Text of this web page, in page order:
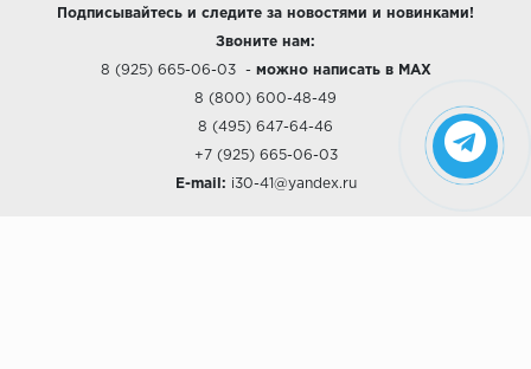
Подписывайтесь и следите за новостями и новинками!
Звоните нам:
8 (925) 665-06-03- можно написать в MAX
8 (800) 600-48-49
8 (495) 647-64-46
+7 (925) 665-06-03
E-mail: i30-41@yandex.ru